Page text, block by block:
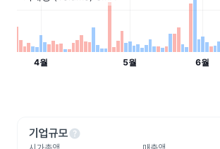
기업규모help